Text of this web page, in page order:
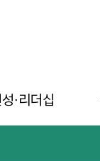
∙리더십